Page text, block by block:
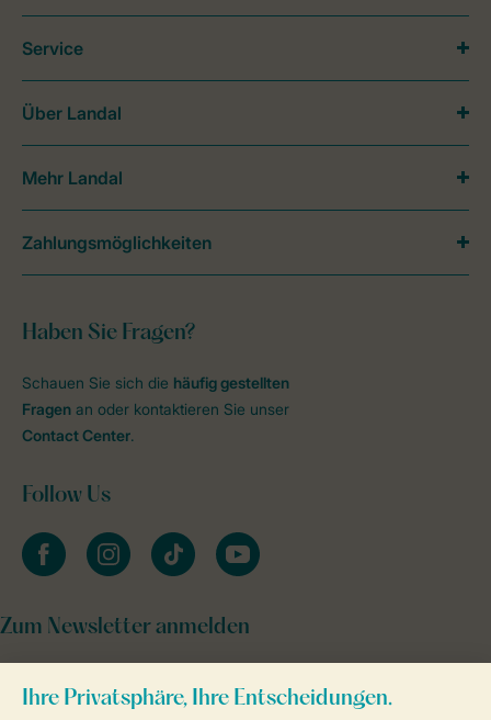
Haben Sie Fragen?
Schauen Sie sich die häufig gestellten
Fragen an oder kontaktieren Sie unser
Contact Center.
Follow Us
facebookinstagramtiktok youtube
Zum Newsletter anmelden
Service
Über Landal
Mehr Landal
Zahlungsmöglichkeiten